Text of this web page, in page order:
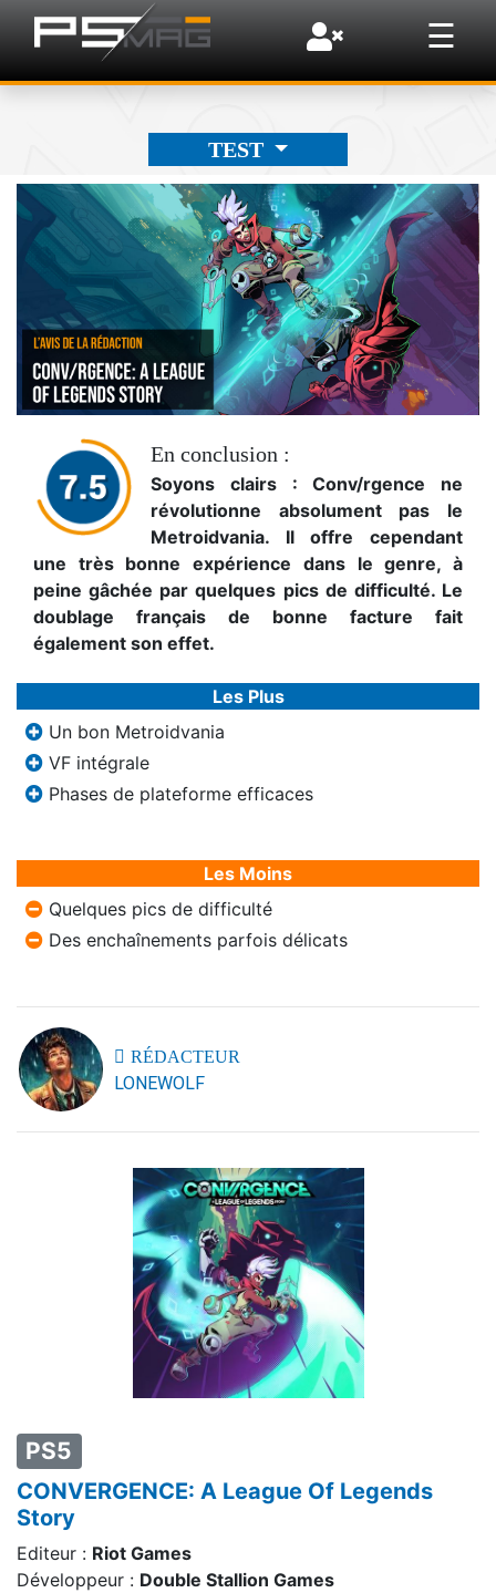
☰
×
TEST
En conclusion :
Soyons clairs : Conv/rgence ne
révolutionne absolument pas le
Metroidvania. Il offre cependant
une très bonne expérience dans le genre, à
peine gâchée par quelques pics de difficulté. Le
doublage français de bonne facture fait
également son effet.
Les Plus
Un bon Metroidvania
VF intégrale
Phases de plateforme efficaces
Les Moins
Quelques pics de difficulté
Des enchaînements parfois délicats
RÉDACTEUR
LONEWOLF
PS5
CONVERGENCE: A League Of Legends
Story
Editeur : Riot Games
Développeur : Double Stallion Games